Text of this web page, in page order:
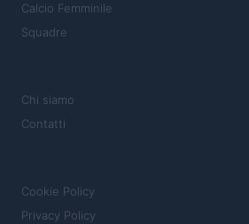
Calcio Femminile
Squadre
Chi siamo
Contatti
Cookie Policy
Privacy Policy